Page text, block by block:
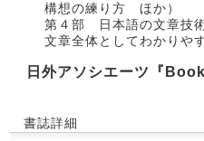
構想の練り方 ほか）
第４部 日本語の文章技
文章全体としてわかりや
日外アソシエーツ『
書誌詳細